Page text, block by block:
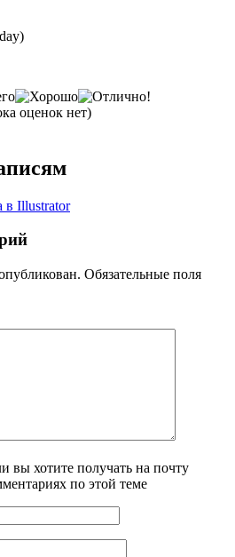
оценок нет)
в Illustrator
Обязательные поля
вы хотите получать на почту
по этой теме